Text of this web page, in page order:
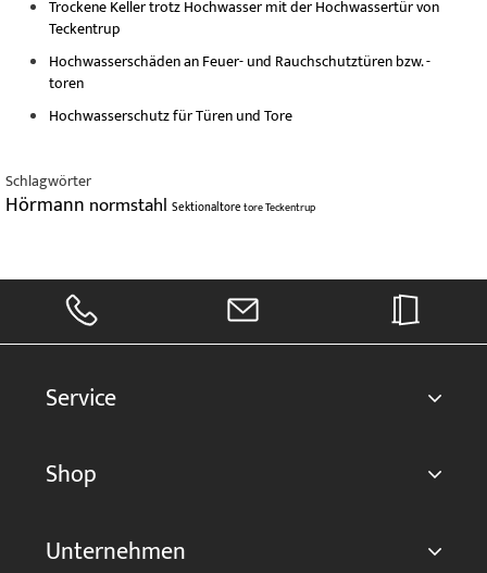
Trockene Keller trotz Hochwasser mit der Hochwassertür von
Teckentrup
Hochwasserschäden an Feuer- und Rauchschutztüren bzw. -
toren
Hochwasserschutz für Türen und Tore
Schlagwörter
Hörmann normstahl SektionaltoretoreTeckentrup
Service
Shop
Unternehmen